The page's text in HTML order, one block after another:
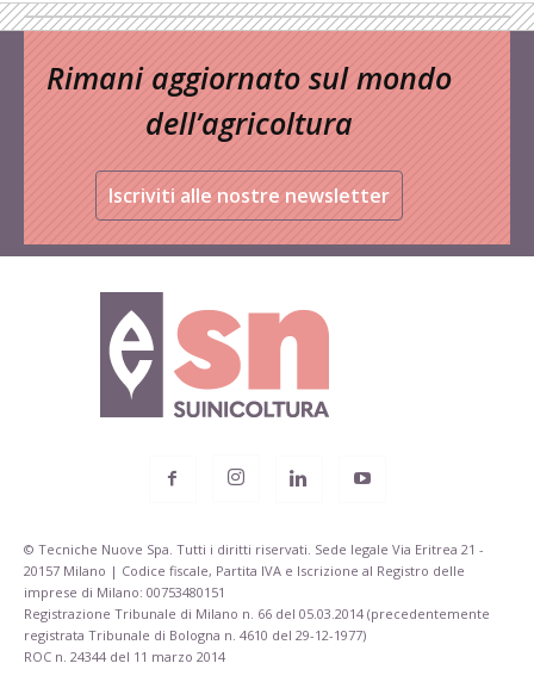
Rimani aggiornato sul mondo
dell’agricoltura
Iscriviti alle nostre newsletter
© Tecniche Nuove Spa. Tutti i diritti riservati. Sede legale Via Eritrea 21 -
20157 Milano | Codice fiscale, Partita IVA e Iscrizione al Registro delle
imprese di Milano: 00753480151
Registrazione Tribunale di Milano n. 66 del 05.03.2014 (precedentemente
registrata Tribunale di Bologna n. 4610 del 29-12-1977)
ROC n. 24344 del 11 marzo 2014